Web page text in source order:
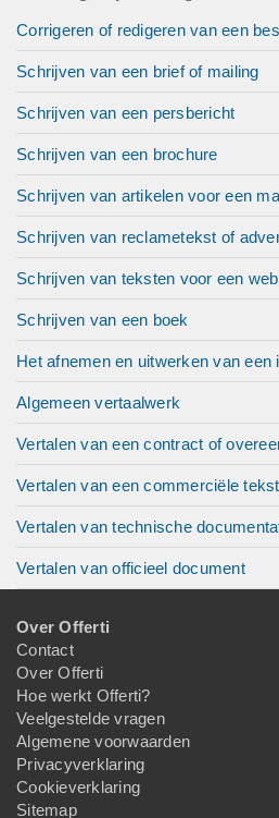
Corrigeren of redigeren van een
Schrijven van een brief of mailing
Schrijven van een persbericht
Schrijven van een brochure
Schrijven van artikelen voor een
Schrijven van reclametekst of
Schrijven van teksten voor een
Schrijven van een boek
Het afnemen en uitwerken van een
Algemeen vertaalwerk
Vertalen van een contract of
Vertalen van een commerciële tekst
Vertalen van technische
Vertalen van officieel document
Over Offerti
Contact
Over Offerti
Hoe werkt Offerti?
Veelgestelde vragen
Algemene voorwaarden
Privacyverklaring
Cookieverklaring
Sitemap